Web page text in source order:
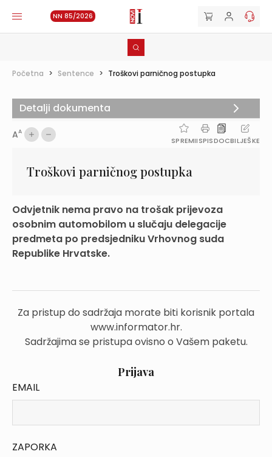
NN 85/2026
Početna > Sentence > Troškovi parničnog postupka
AA
SPREMIISPISDOCBILJEŠKE
Troškovi parničnog postupka
Odvjetnik nema pravo na trošak prijevoza
osobnim automobilom u slučaju delegacije
predmeta po predsjedniku Vrhovnog suda
Republike Hrvatske.
Za pristup do sadržaja morate biti korisnik portala
www.informator.hr.
Sadržajima se pristupa ovisno o Vašem paketu.
Prijava
EMAIL
ZAPORKA
Detalji dokumenta